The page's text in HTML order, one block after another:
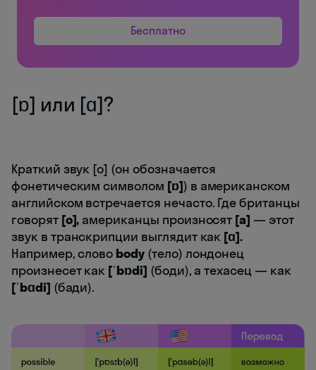
Бесплатно
[ɒ] или [ɑ]?
Краткий звук [о] (он обозначается
фонетическим символом [ɒ]) в американском
английском встречается нечасто. Где британцы
говорят [o], американцы произносят [а] — этот
звук в транскрипции выглядит как [ɑ].
Например, слово body (тело) лондонец
произнесет как [ˈbɒdi] (боди), а техасец — как
[ˈbɑdi] (бади).